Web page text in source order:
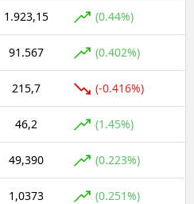
1.923,15 (0.44%)
91.567 (0.402%)
215,7 (-0.416%)
46,2 (1.45%)
49,390 (0.223%)
1,0373 (0.251%)